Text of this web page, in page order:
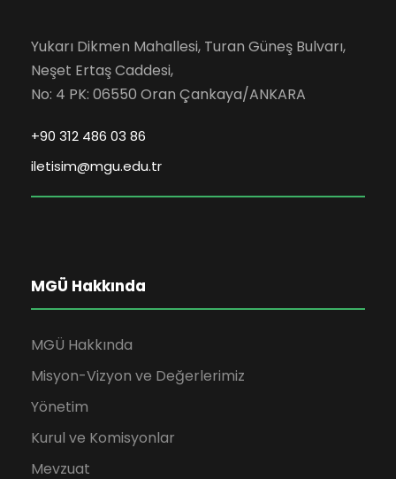
Yukarı Dikmen Mahallesi, Turan Güneş Bulvarı,
Neşet Ertaş Caddesi,
No: 4 PK: 06550 Oran Çankaya/ANKARA
+90 312 486 03 86
iletisim@mgu.edu.tr
MGÜ Hakkında
MGÜ Hakkında
Misyon-Vizyon ve Değerlerimiz
Yönetim
Kurul ve Komisyonlar
Mevzuat